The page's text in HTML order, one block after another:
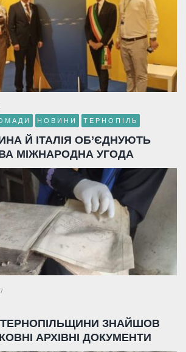
НОВИНИ ТЕРНОПІЛЬ
Й ІТАЛІЯ ОБ’ЄДНУЮТЬ
МІЖНАРОДНА УГОДА
ЗНАЙШОВ
АРХІВНІ ДОКУМЕНТИ